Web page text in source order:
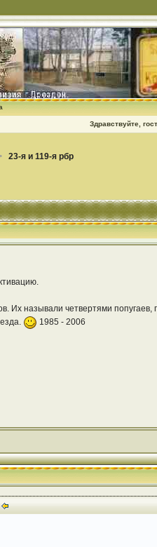
Здравствуйте,
23-я и 119-я рбр
Их называли четвертями
1985 - 2006